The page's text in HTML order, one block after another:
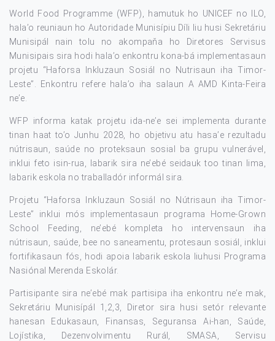
World Food Programme (WFP), hamutuk ho UNICEF no ILO,
hala’o reuniaun ho Autoridade Munisípiu Díli liu husi Sekretáriu
Munisipál nain tolu no akompaňa ho Diretores Servisus
Munisipais sira hodi hala’o enkontru kona-bá implementasaun
projetu “Haforsa Inkluzaun Sosiál no Nutrisaun iha Timor-
Leste”. Enkontru refere hala’o iha salaun A AMD Kinta-Feira
ne’e.
WFP informa katak projetu ida-ne’e sei implementa durante
tinan haat to’o Junhu 2028, ho objetivu atu hasa’e rezultadu
nútrisaun, saúde no proteksaun sosial ba grupu vulnerável,
inklui feto isin-rua, labarik sira ne’ebé seidauk too tinan lima,
labarik eskola no traballadór informál sira.
Projetu “Haforsa Inkluzaun Sosiál no Nútrisaun iha Timor-
Leste” inklui mós implementasaun programa Home-Grown
School Feeding, ne’ebé kompleta ho intervensaun iha
nútrisaun, saúde, bee no saneamentu, protesaun sosiál, inklui
fortifikasaun fós, hodi apoia labarik eskola liuhusi Programa
Nasiónal Merenda Eskolár.
Partisipante sira ne’ebé mak partisipa iha enkontru ne’e mak,
Sekretáriu Munisípál 1,2,3, Diretor sira husi setór relevante
hanesan Edukasaun, Finansas, Seguransa Ai-han, Saúde,
Lojístika, Dezenvolvimentu Rurál, SMASA, Servisu